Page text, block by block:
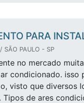
PARA
SÃO PAULO - SP
no mercado
condicionado. isso
visto que diversos
Tipos de ares